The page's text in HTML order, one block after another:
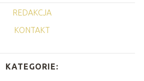
REDAKCJA
KONTAKT
KATEGORIE: